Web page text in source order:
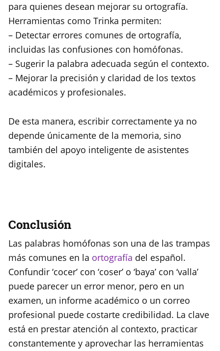
para quienes desean mejorar su ortografía.
Herramientas como Trinka permiten:
– Detectar errores comunes de ortografía,
incluidas las confusiones con homófonas.
– Sugerir la palabra adecuada según el contexto.
– Mejorar la precisión y claridad de los textos
académicos y profesionales.
De esta manera, escribir correctamente ya no
depende únicamente de la memoria, sino
también del apoyo inteligente de asistentes
digitales.
Conclusión
Las palabras homófonas son una de las trampas
más comunes en la ortografía del español.
Confundir ‘cocer’ con ‘coser’ o ‘baya’ con ‘valla’
puede parecer un error menor, pero en un
examen, un informe académico o un correo
profesional puede costarte credibilidad. La clave
está en prestar atención al contexto, practicar
constantemente y aprovechar las herramientas